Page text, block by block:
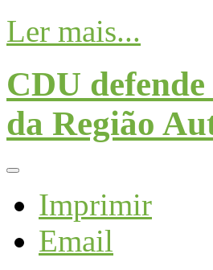
Ler mais...
CDU
da Região
Imprimir
Email